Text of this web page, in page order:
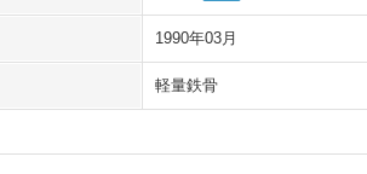
1990年03月
軽量鉄骨